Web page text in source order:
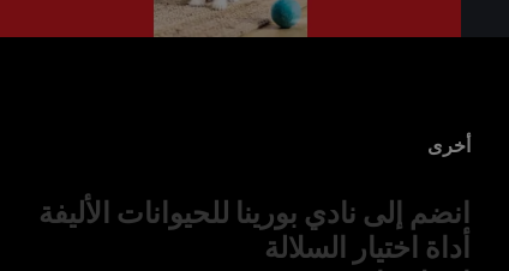
أخرى
انضم إلى نادي بورينا للحيوانات الأليفة
أداة اختيار السلالة